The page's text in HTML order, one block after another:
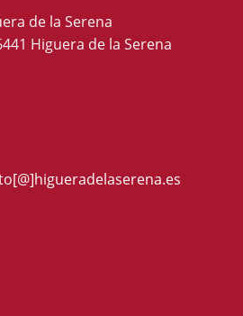
de la Serena
Higuera de la Serena